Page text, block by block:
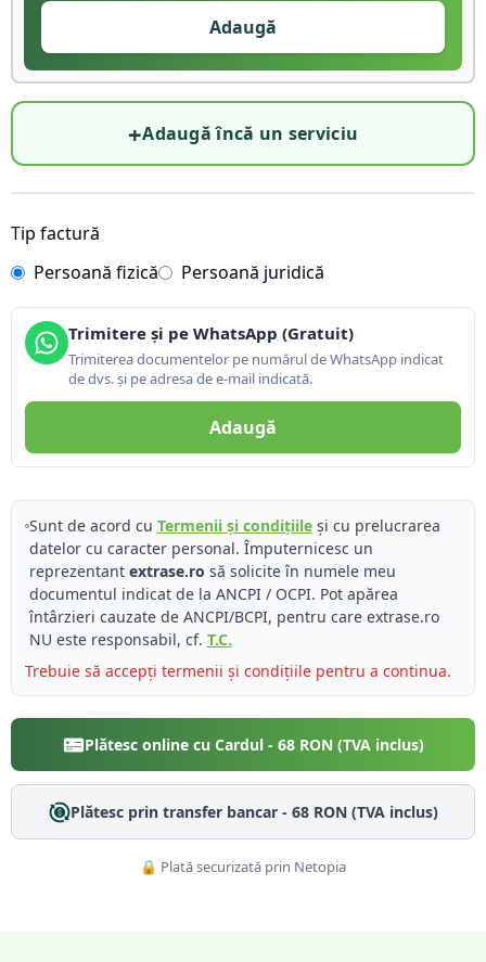
Adaugă
+Adaugă încă un serviciu
Tip factură
Persoană fizică
Persoană juridică
Trimitere și pe WhatsApp (Gratuit)
Trimiterea documentelor pe numărul de WhatsApp indicat
de dvs. și pe adresa de e-mail indicată.
Adaugă
Sunt de acord cu Termenii și condițiileși cu prelucrarea
datelor cu caracter personal. Împuternicesc un
reprezentant extrase.ro să solicite în numele meu
documentul indicat de la ANCPI / OCPI. Pot apărea
întârzieri cauzate de ANCPI/BCPI, pentru care extrase.ro
NU este responsabil, cf. T.C.
Trebuie să accepți termenii și condițiile pentru a continua.
Plătesc online cu Cardul - 68RON (TVA inclus)
Plătesc prin transfer bancar - 68RON (TVA inclus)
🔒 Plată securizată prin Netopia